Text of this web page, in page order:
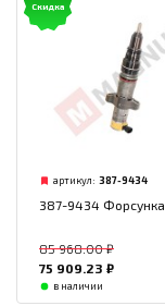
Скидка
артикул: 387-9434
387-9434 Форсунка
85 968.00 ₽
75 909.23 ₽
в наличии